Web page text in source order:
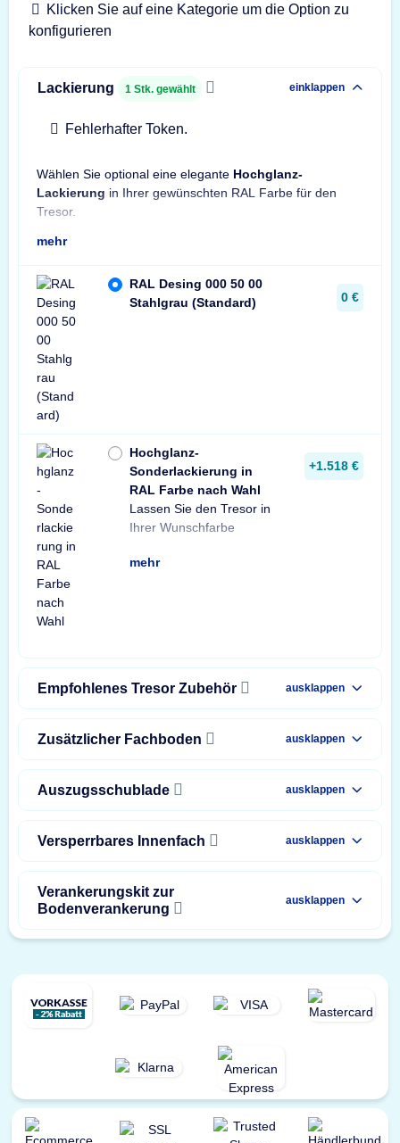
Klicken Sie auf eine Kategorie um die Option zu
konfigurieren
Lackierung 1 Stk. gewählt einklappen
Fehlerhafter Token.
Wählen Sie optional eine elegante Hochglanz-
Lackierung in Ihrer gewünschten RAL Farbe für den
Tresor.
mehr
RAL Desing 000 50 00
Stahlgrau (Standard)
0 €
Hochglanz-
Sonderlackierung in
RAL Farbe nach Wahl
Lassen Sie den Tresor in
Ihrer Wunschfarbe
mehr
+1.518 €
Empfohlenes Tresor Zubehör ausklappen
Zusätzlicher Fachboden ausklappen
Auszugsschublade ausklappen
Versperrbares Innenfach ausklappen
Verankerungskit zur
Bodenverankerung
ausklappen